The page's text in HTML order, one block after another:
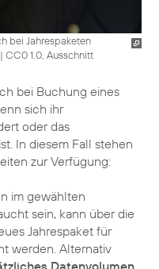
bei Jahrespaketen
| CC0 1.0, Ausschnitt
bei Buchung eines
sich ihr
oder das
In diesem Fall stehen
zur Verfügung:
im gewählten
sein, kann über die
Jahrespaket für
werden. Alternativ
Datenvolumen